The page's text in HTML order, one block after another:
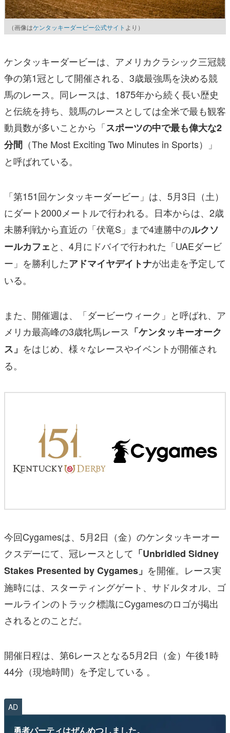
（画像はケンタッキーダービー公式サイト より）
ケンタッキーダービーは、アメリカクラシック三冠競
争の第1冠として開催される、3歳最強馬を決める競
馬のレース。同レースは、1875年から続く長い歴史
と伝統を持ち、競馬のレースとしては全米で最も観客
動員数が多いことから「スポーツの中で最も偉大な2
分間 （The Most Exciting Two Minutes in Sports）」
と呼ばれている。
「第151回ケンタッキーダービー」は、5月3日（土）
にダート2000メートルで行われる。日本からは、2歳
未勝利戦から直近の「伏竜S」まで4連勝中のルクソ
ールカフェと、4月にドバイで行われた「UAEダービ
ー」を勝利したアドマイヤデイトナが出走を予定して
いる。
また、開催週は、「ダービーウィーク」と呼ばれ、ア
メリカ最高峰の3歳牝馬レース 「ケンタッキーオーク
ス」 をはじめ、様々なレースやイベントが開催され
る。
今回Cygamesは、5月2日（金）のケンタッキーオー
クスデーにて、冠レースとして 「Unbridled Sidney
Stakes Presented by Cygames」 を開催。レース実
施時には、スターティングゲート、サドルタオル、ゴ
ールラインのトラック標識にCygamesのロゴが掲出
されるとのことだ。
開催日程は、第6レースとなる5月2日（金）午後1時
44分（現地時間）を予定している 。
AD
勇者パーティはぜんめつしました。